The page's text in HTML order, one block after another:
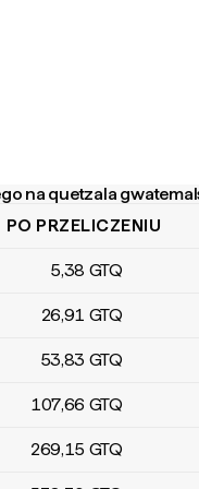
na quetzala
quetzala
PO PRZELICZENIU
5,38 GTQ
26,91 GTQ
53,83 GTQ
107,66 GTQ
269,15 GTQ